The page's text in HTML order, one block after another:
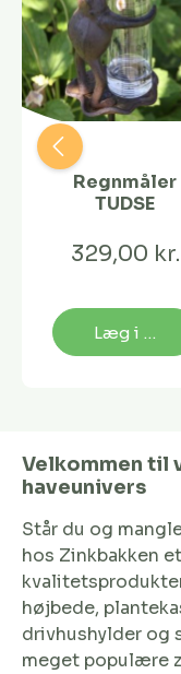
Regnmåler
TUDSE
329,00 kr.
Læg i kurv
Velkommen til
haveunivers
Står du og
hos Zinkbakken
højbede,
drivhushylder og
meget populære